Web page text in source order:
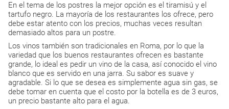
En el tema de los postres la mejor opción es el tiramisú y el
tartufo negro. La mayoría de los restaurantes los ofrece, pero
debe estar atento con los precios, muchas veces resultan
demasiado altos para un postre.
Los vinos también son tradicionales en Roma, por lo que la
variedad que los buenos restaurantes ofrecen es bastante
grande, lo ideal es pedir un vino de la casa, así conocido el vino
blanco que es servido en una jarra. Su sabor es suave y
agradable. Si lo que se desea es simplemente agua sin gas, se
debe tomar en cuenta que el costo por la botella es de 3 euros,
un precio bastante alto para el agua.